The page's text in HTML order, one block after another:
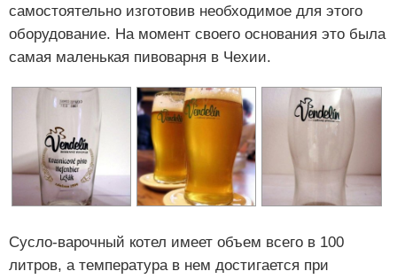
самостоятельно изготовив необходимое для этого
оборудование. На момент своего основания это была
самая маленькая пивоварня в Чехии.
Сусло-варочный котел имеет объем всего в 100
литров, а температура в нем достигается при